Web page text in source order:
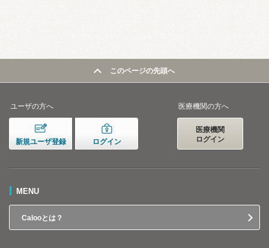
このページの先頭へ
ユーザの方へ
新規ユーザ登録 ログイン
医療機関の方へ
医療機関
ログイン
MENU
Calooとは？